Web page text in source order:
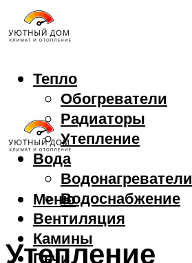
Тепло
Обогреватели
Радиаторы
Утепление
Вода
Водонагреватели
Водоснабжение
Вентиляция
Камины
Печи
Меню
Утепление